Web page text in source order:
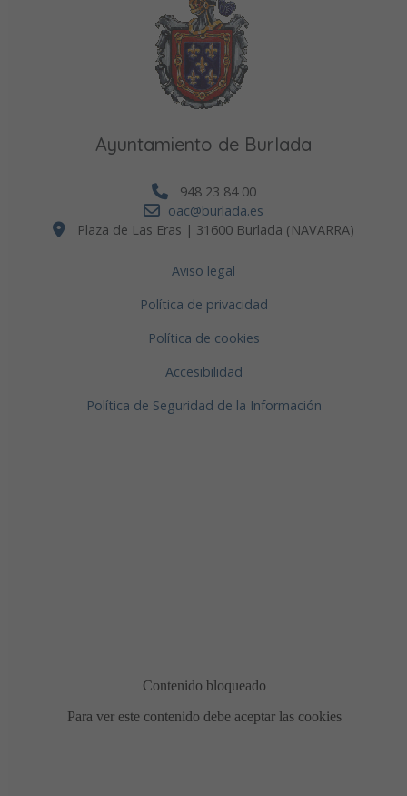
Ayuntamiento de Burlada
948 23 84 00
oac@burlada.es
Plaza de Las Eras | 31600 Burlada (NAVARRA)
Aviso legal
Política de privacidad
Política de cookies
Accesibilidad
Política de Seguridad de la Información